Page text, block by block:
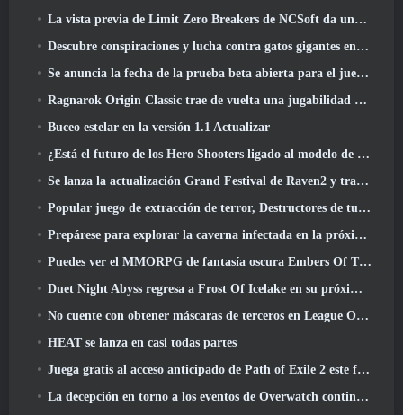
La vista previa de Limit Zero Breakers de NCSoft da una idea de qué esperar de la próxima prueba del prólogo
Descubre conspiraciones y lucha contra gatos gigantes en tu tiempo de inactividad en la última actualización de Where Winds Meet
Se anuncia la fecha de la prueba beta abierta para el juego Dark Fantasy Extraction, Cazador de la niebla
Ragnarok Origin Classic trae de vuelta una jugabilidad MMORPG justa y CBT abre en junio 4
Buceo estelar en la versión 1.1 Actualizar
¿Está el futuro de los Hero Shooters ligado al modelo de servicio en vivo F2P??
Se lanza la actualización Grand Festival de Raven2 y trae consigo la nueva clase Warlord
Popular juego de extracción de terror, Destructores de tumbas, Lanzamientos en Occidente
Prepárese para explorar la caverna infectada en la próxima actualización de Eterspire
Puedes ver el MMORPG de fantasía oscura Embers Of The Uncrown de Nexon durante el Steam Next Fest
Duet Night Abyss regresa a Frost Of Icelake en su próxima actualización Steampunk
No cuente con obtener máscaras de terceros en League Of Legends
HEAT se lanza en casi todas partes
Juega gratis al acceso anticipado de Path of Exile 2 este fin de semana
La decepción en torno a los eventos de Overwatch continúa 10 Año Aniversario